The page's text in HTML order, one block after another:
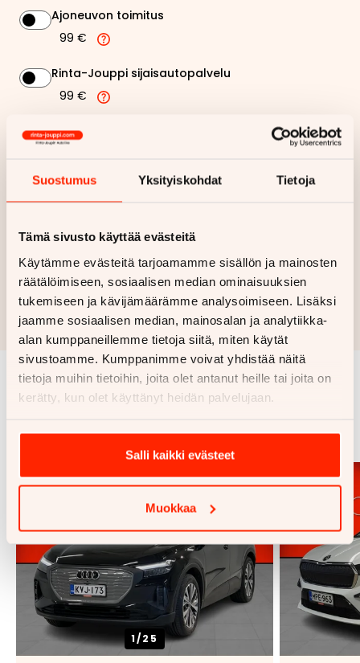
Suostumus Yksityiskohdat Tietoja
Tämä sivusto käyttää evästeitä
Käytämme evästeitä tarjoamamme sisällön ja mainosten
räätälöimiseen, sosiaalisen median ominaisuuksien
tukemiseen ja kävijämäärämme analysoimiseen. Lisäksi
jaamme sosiaalisen median, mainosalan ja analytiikka-
alan kumppaneillemme tietoja siitä, miten käytät
sivustoamme. Kumppanimme voivat yhdistää näitä
tietoja muihin tietoihin, joita olet antanut heille tai joita on
kerätty, kun olet käyttänyt heidän palvelujaan.
Salli kaikki evästeet
Muokkaa
Ajoneuvon toimitus
99 €
Rinta-Jouppi sijaisautopalvelu
99 €
Näytähintaerittely
Haluan myös tarjouksen vakuutuksesta
Hae rahoitustarjous
Rahoituslaskelma on suuntaa antava ja edellyttää hyväksytyn
luottopäätöksen ja kaskovakuutuksen.
Samankaltaisia ajoneuvoja
Katso kaikki
1/25